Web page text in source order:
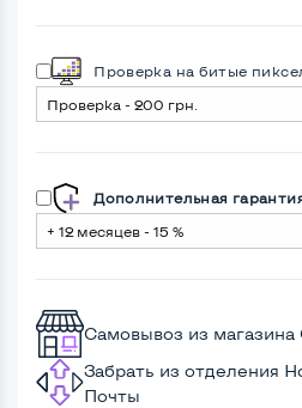
Проверка на битые
Дополнительная
Самовывоз из магазина
Забрать из отделения
Почты